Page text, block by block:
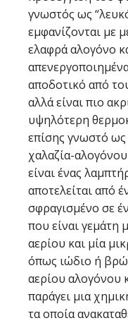
γνωστός ως
εμφανίζονται με
ελαφρά αλογόνο
αποδοτικό από
αλλά είναι πιο
υψηλότερη
επίσης γνωστό
χαλαζία-
είναι ένας
αποτελείται από
σφραγισμένο σε
που είναι γεμάτη
αερίου και μία
όπως ιώδιο ή
αερίου αλογόνου
παράγει μια
τα οποία